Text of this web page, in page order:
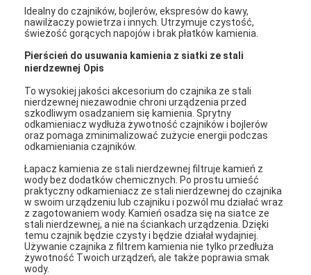
Idealny do czajników, bojlerów, ekspresów do kawy,
nawilżaczy powietrza i innych. Utrzymuje czystość,
świeżość gorących napojów i brak płatków kamienia.
Pierścień do usuwania kamienia z siatki ze stali
nierdzewnej Opis
To wysokiej jakości akcesorium do czajnika ze stali
nierdzewnej niezawodnie chroni urządzenia przed
szkodliwym osadzaniem się kamienia. Sprytny
odkamieniacz wydłuża żywotność czajników i bojlerów
oraz pomaga zminimalizować zużycie energii podczas
odkamieniania czajników.
Łapacz kamienia ze stali nierdzewnej filtruje kamień z
wody bez dodatków chemicznych. Po prostu umieść
praktyczny odkamieniacz ze stali nierdzewnej do czajnika
w swoim urządzeniu lub czajniku i pozwól mu działać wraz
z zagotowaniem wody. Kamień osadza się na siatce ze
stali nierdzewnej, a nie na ściankach urządzenia. Dzięki
temu czajnik będzie czysty i będzie działał wydajniej.
Używanie czajnika z filtrem kamienia nie tylko przedłuża
żywotność Twoich urządzeń, ale także poprawia smak
wody.